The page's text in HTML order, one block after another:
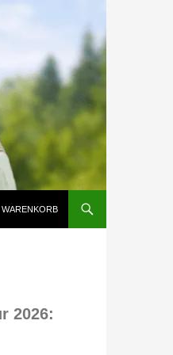
WARENKORB
2026: